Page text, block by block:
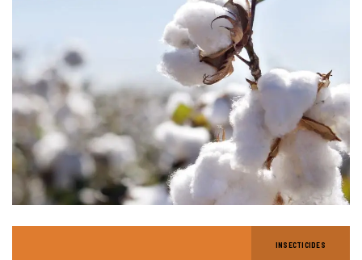
INSECTICIDES